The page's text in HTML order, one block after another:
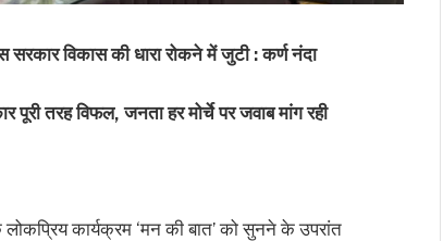
विकास की धारा रोकने में जुटी : कर्ण नंदा
तरह विफल, जनता हर मोर्चे पर जवाब मांग रही
कार्यक्रम ‘मन की बात’ को सुनने के उपरांत